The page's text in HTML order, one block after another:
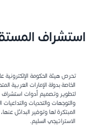
استشراف
تحرص هيئة الحكومة
الخاصة بدولة الإمارات العربية
لتطوير وتصميم أدوات استشراف
والتوجهات والتحديات
المبتكرة لها وتوفير البدائل
الاستراتيجي السليم.